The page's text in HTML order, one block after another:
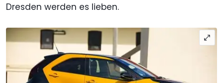
Dresden werden es lieben.